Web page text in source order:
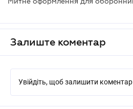
Залиште коментар
Увійдіть, щоб залишити коментар